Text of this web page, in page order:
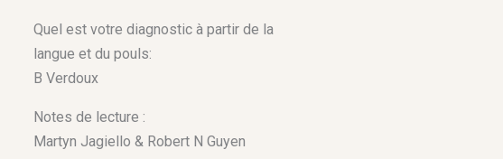
Quel est votre diagnostic à partir de la
langue et du pouls:
B Verdoux
Notes de lecture :
Martyn Jagiello & Robert N Guyen